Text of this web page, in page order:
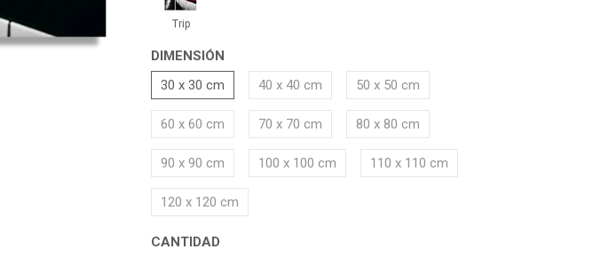
Trip
DIMENSIÓN
30 x 30 cm
40 x 40 cm 50 x 50 cm
60 x 60 cm 70 x 70 cm 80 x 80 cm
90 x 90 cm 100 x 100 cm 110 x 110 cm
120 x 120 cm
CANTIDAD